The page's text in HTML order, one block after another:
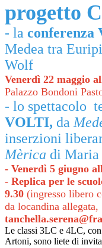
progetto
- la conferenza
Medea tra
Wolf
Venerdì 22 maggio
Palazzo Bondoni
- lo spettacolo
VOLTI, da
inserzioni
Mèrica di Maria
- Venerdì 5 giugno
- Replica per le
9.30 (ingresso libero
da locandina
Le classi 3LC e 4LC,
Artoni, sono liete di